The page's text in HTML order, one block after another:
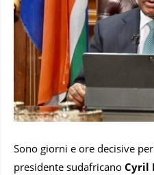
Sono giorni e ore decisive
presidente sudafricano Cyril